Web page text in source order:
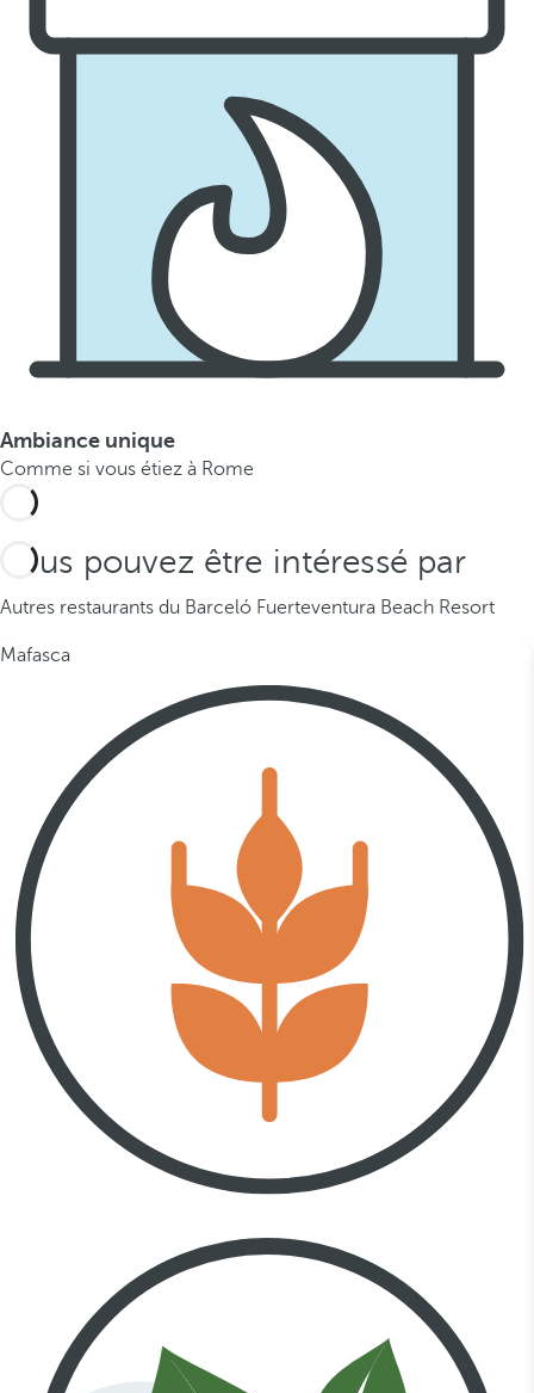
Ambiance unique
Comme si vous étiez à Rome
Vous pouvez être intéressé par
Autres restaurants du Barceló Fuerteventura Beach Resort
Mafasca